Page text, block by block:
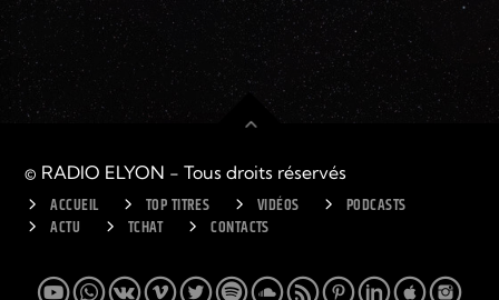
© RADIO ELYON - Tous droits réservés
ACCUEIL TOP TITRES VIDÉOS
PODCASTS
ACTU
TCHAT CONTACTS